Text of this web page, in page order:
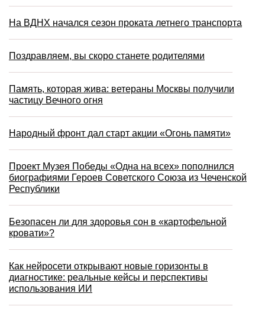
На ВДНХ начался сезон проката летнего транспорта
Поздравляем, вы скоро станете родителями
Память, которая жива: ветераны Москвы получили
частицу Вечного огня
Народный фронт дал старт акции «Огонь памяти»
Проект Музея Победы «Одна на всех» пополнился
биографиями Героев Советского Союза из Чеченской
Республики
Безопасен ли для здоровья сон в «картофельной
кровати»?
Как нейросети открывают новые горизонты в
диагностике: реальные кейсы и перспективы
использования ИИ